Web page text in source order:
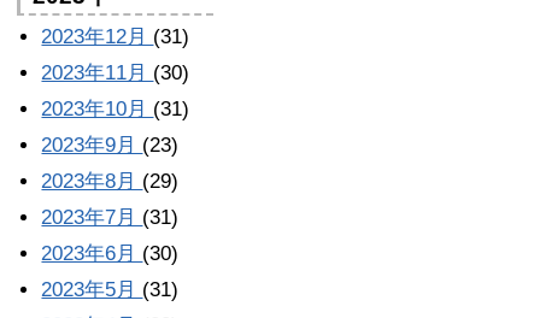
2023年12月 (31)
2023年11月 (30)
2023年10月 (31)
2023年9月 (23)
2023年8月 (29)
2023年7月 (31)
2023年6月 (30)
2023年5月 (31)